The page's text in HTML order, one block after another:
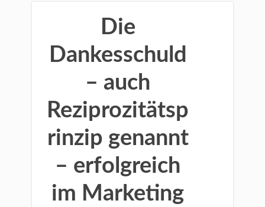
Die
Dankesschuld
– auch
Reziprozitätsp
rinzip genannt
– erfolgreich
im Marketing